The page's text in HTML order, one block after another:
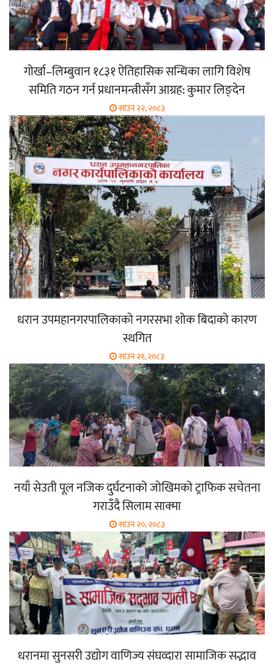
गोर्खा–लिम्बुवान १८३१ ऐतिहासिक सन्धिका लागि विशेष
समिति गठन गर्न प्रधानमन्त्रीसँग आग्रह: कुमार लिङ्देन
साउन २२, २०८३
धरान उपमहानगरपालिकाको नगरसभा शोक बिदाको कारण
स्थगित
साउन २१, २०८३
नयाँ सेउती पूल नजिक दुर्घटनाको जोखिमको ट्राफिक सचेतना
गराउँदै सिलाम साक्मा
साउन २०, २०८३
धरानमा सुनसरी उद्योग वाणिज्य संघव्दारा सामाजिक सद्भाव